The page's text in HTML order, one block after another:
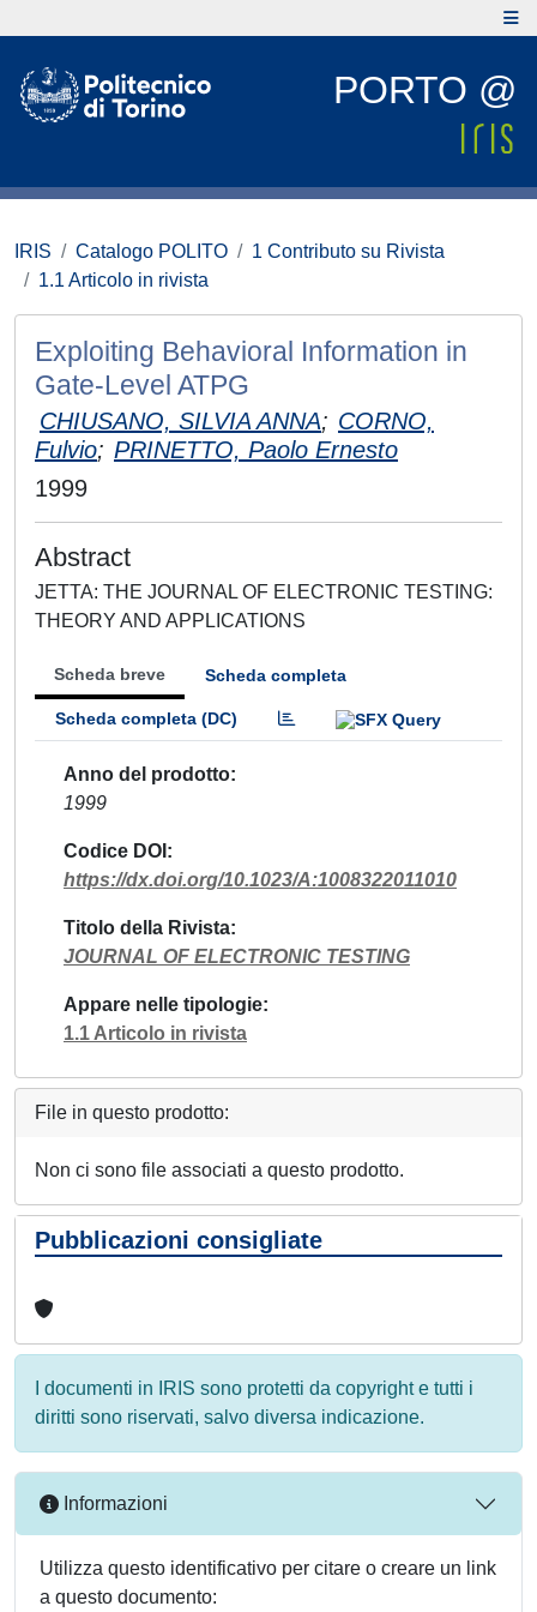
PORTO @
IRIS Catalogo POLITO
1 Contributo su Rivista
1.1 Articolo in rivista
Exploiting Behavioral Information in
Gate-Level ATPG
CHIUSANO, SILVIA ANNA; CORNO,
Fulvio; PRINETTO, Paolo Ernesto
1999
Abstract
JETTA: THE JOURNAL OF ELECTRONIC TESTING:
THEORY AND APPLICATIONS
Scheda breve Scheda completa
Scheda completa (DC)
Anno del prodotto
1999
Codice DOI
https://dx.doi.org/10.1023/A:1008322011010
Titolo della Rivista
JOURNAL OF ELECTRONIC TESTING
Appare nelle tipologie
1.1 Articolo in rivista
File in questo prodotto:
Non ci sono file associati a questo prodotto.
Pubblicazioni consigliate
I documenti in IRIS sono protetti da copyright e tutti i
diritti sono riservati, salvo diversa indicazione.
Informazioni
Utilizza questo identificativo per citare o creare un link
a questo documento: